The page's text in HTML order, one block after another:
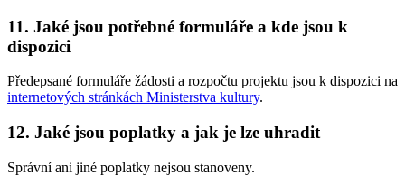
11. Jaké jsou potřebné formuláře a kde jsou k
dispozici
Předepsané formuláře žádosti a rozpočtu projektu jsou k dispozici na
internetových stránkách Ministerstva kultury.
12. Jaké jsou poplatky a jak je lze uhradit
Správní ani jiné poplatky nejsou stanoveny.